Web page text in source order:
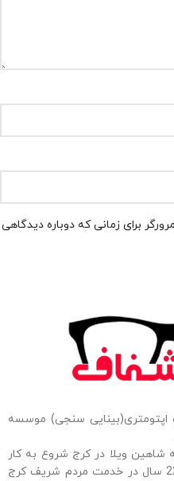
برای زمانی که دوباره دیدگاهی
سنجی) موسسه
سال 1383 در منطقه شاهین ویلا در کرج شروع به کار
کرده است و مفتخر است که مدت 22 سال در خدمت مردم شریف کرج